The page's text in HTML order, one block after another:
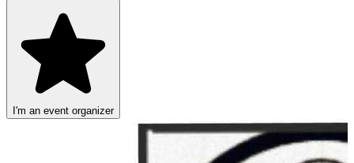
I'm an event organizer